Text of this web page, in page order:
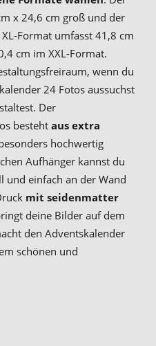
x 24,6 cm groß und der
Format umfasst 41,8 cm
cm im XXL-Format.
wenn du
24 Fotos aussuchst
Der
besteht aus extra
hochwertig
Aufhänger kannst du
und einfach an der Wand
mit seidenmatter
deine Bilder auf dem
den Adventskalender
schönen und